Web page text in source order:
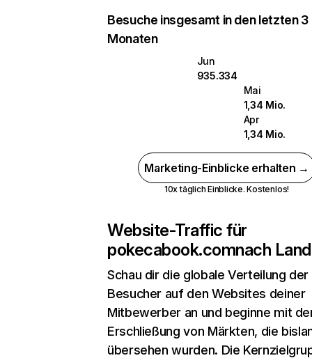
Besuche insgesamt in den letzten 3
Monaten
Jun
935.334
Mai
1,34 Mio.
Apr
1,34 Mio.
Marketing-Einblicke erhalten →
10x täglich Einblicke. Kostenlos!
Website-Traffic für
pokecabook.comnach Land
Schau dir die globale Verteilung der
Besucher auf den Websites deiner
Mitbewerber an und beginne mit
Erschließung von Märkten, die
übersehen wurden. Die